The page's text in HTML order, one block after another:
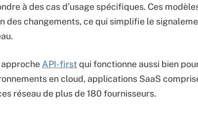
à des cas d’usage spécifiques. Ces
des changements, ce qui simplifie le
API-first qui fonctionne aussi bien
en cloud, applications SaaS
réseau de plus de 180 fournisseurs.